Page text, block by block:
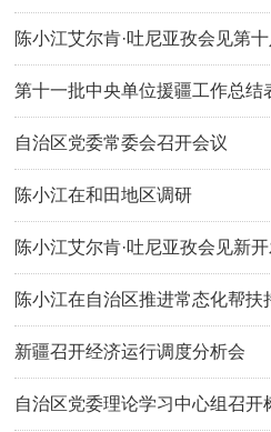
队官兵和优抚对象
陈小江艾尔肯·吐尼亚孜会见第
讨班一行
第十一批中央单位援疆工作总结
央单位援疆干部人才欢迎大会举行
自治区党委常委会召开会议
陈小江在和田地区调研
陈小江艾尔肯·吐尼亚孜会见新
陈小江在自治区推进常态化帮扶
攻坚成果工作会议上强调 扎实
决守牢不发生规模性返贫致贫底
新疆召开经济运行调度分析会
自治区党委理论学习中心组召开